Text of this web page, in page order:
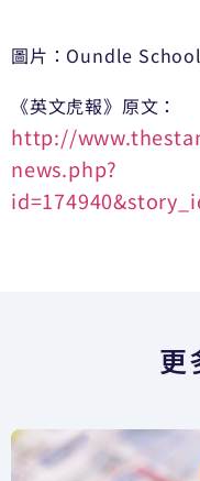
​圖片：Oundle School
《英文虎報》原文：
http://
news.php?
更